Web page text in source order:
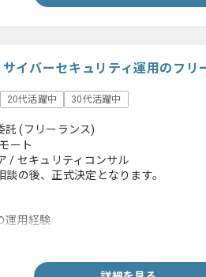
サイバーセキュリティ運用のフ
20代活躍中 30代活躍中
託(フリーランス)
ート
/ セキュリティコンサル
の後、正式決定となります。
運用経験